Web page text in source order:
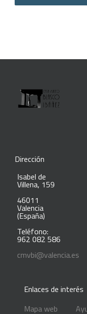
Dirección
Isabel de
Villena, 159
46011
Valencia
(España)
Teléfono:
962 082 586
cmvbi@valencia.es
Enlaces de interés
Mapa web